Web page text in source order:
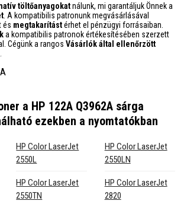
töltőanyagokatnálunk, mi garantáljuk Önnek a
. A kompatibilis patronunk megvásárlásával
és megtakarítástérhet el pénzügyi forrásaiban.
a kompatibilis patronok értékesítésében szerzett
Cégünk a rangos Vásárlók által ellenőrzött
a HP 122A Q3962A sárga
ezekben a nyomtatókban
HP Color LaserJet
2550L
HP Color LaserJet
2550LN
HP Color LaserJet
2550TN
HP Color LaserJet
2820